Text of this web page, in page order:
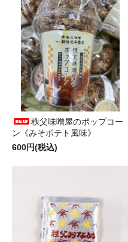
秩父味噌屋のポップコー
ン《みそポテト風味》
600円(税込)